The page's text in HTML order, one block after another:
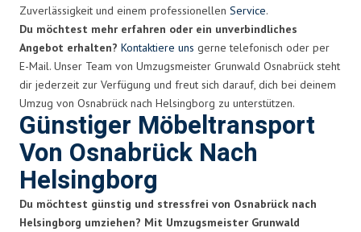
Zuverlässigkeit und einem professionellen Service.
Du möchtest mehr erfahren oder ein unverbindliches
Angebot erhalten? Kontaktiere uns gerne telefonisch oder per
E-Mail. Unser Team von Umzugsmeister Grunwald Osnabrück steht
dir jederzeit zur Verfügung und freut sich darauf, dich bei deinem
Umzug von Osnabrück nach Helsingborg zu unterstützen.
Günstiger Möbeltransport
Von Osnabrück Nach
Helsingborg
Du möchtest günstig und stressfrei von Osnabrück nach
Helsingborg umziehen? Mit Umzugsmeister Grunwald